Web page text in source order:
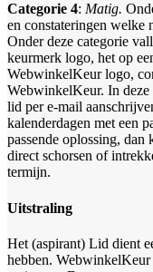
Categorie 4: Matig.
en constateringen welke
Onder deze categorie
keurmerk logo, het op
WebwinkelKeur logo,
WebwinkelKeur. In
lid per e-mail
kalenderdagen met een
passende oplossing,
direct schorsen of
termijn.
Uitstraling
Het (aspirant) Lid dient
hebben. WebwinkelKeur